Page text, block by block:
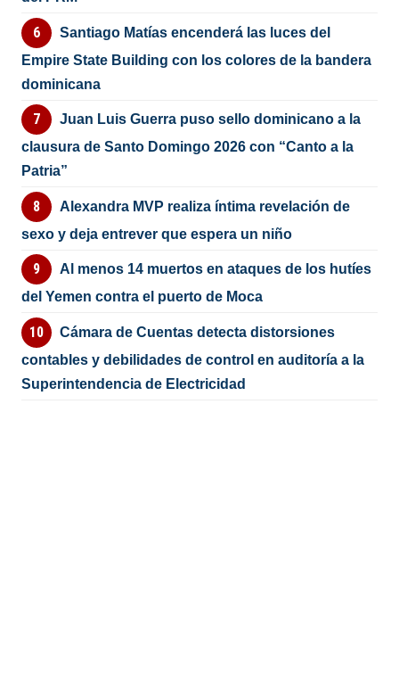
Santiago Matías encenderá las luces del
Empire State Building con los colores de la bandera
dominicana
Juan Luis Guerra puso sello dominicano a la
clausura de Santo Domingo 2026 con “Canto a la
Patria”
Alexandra MVP realiza íntima revelación de
sexo y deja entrever que espera un niño
Al menos 14 muertos en ataques de los hutíes
del Yemen contra el puerto de Moca
Cámara de Cuentas detecta distorsiones
contables y debilidades de control en auditoría a la
Superintendencia de Electricidad